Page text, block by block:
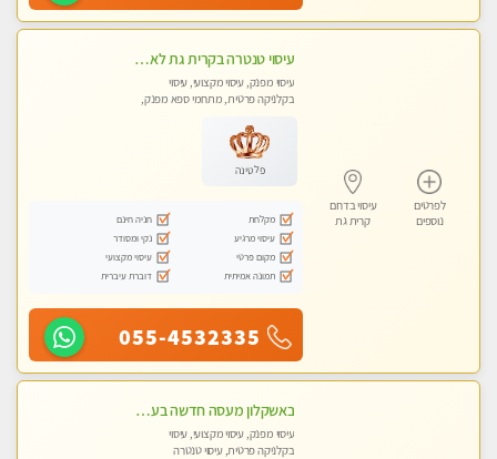
לפרטים
נוספים
עיסוי בדרום
קרית גת
עיסוי טנטרה בקרית גת לא מה שחשבת הרבה יותר ממה שדמיינת פרטי!!! Highly recommended
עיסוי מפנק, עיסוי מקצועי, עיסוי
בקלניקה פרטית, מתחמי ספא מפנק,
פלטינה
מקלחת
חניה חינם
עיסוי מרגיע
נקי ומסודר
מקום פרטי
עיסוי מקצועי
תמונה אמיתית
דוברת עיברית
055-4532335
באשקלון מעסה חדשה בעיר כל סוגי העיסוי במקום מושלם
עיסוי מפנק, עיסוי מקצועי, עיסוי
בקלניקה פרטית, עיסוי טנטרה